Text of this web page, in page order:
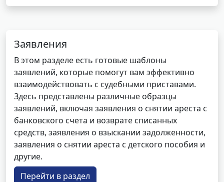
Заявления
В этом разделе есть готовые шаблоны
заявлений, которые помогут вам эффективно
взаимодействовать с судебными приставами.
Здесь представлены различные образцы
заявлений, включая заявления о снятии ареста с
банковского счета и возврате списанных
средств, заявления о взыскании задолженности,
заявления о снятии ареста с детского пособия и
другие.
Перейти в раздел